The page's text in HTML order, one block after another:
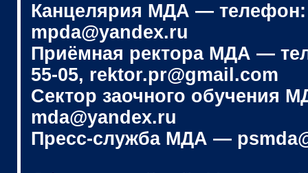
Канцелярия МДА — телефон:
mpda@yandex.ru
Приёмная ректора МДА —
55-05, rektor.pr@gmail.com
Сектор заочного обучения
mda@yandex.ru
Пресс-служба МДА —